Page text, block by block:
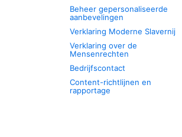
Beheer gepersonaliseerde
aanbevelingen
Verklaring Moderne Slavernij
Verklaring over de
Mensenrechten
Bedrijfscontact
Content-richtlijnen en
rapportage